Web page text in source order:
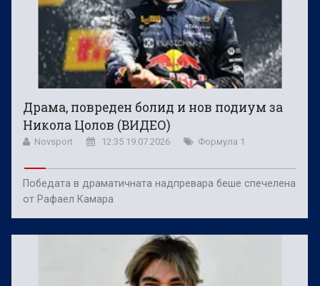
Драма, повреден болид и нов подиум за
Никола Цолов (ВИДЕО)
Novsport 12:35 19.07.2026 Формула 1
Победата в драматичната надпревара беше спечелена
от Рафаел Камара